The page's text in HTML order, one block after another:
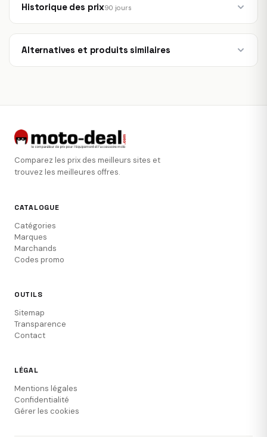
Historique des prix90 jours
Alternatives et produits similaires
Comparez les prix des meilleurs sites et
trouvez les meilleures offres.
CATALOGUE
Catégories
Marques
Marchands
Codes promo
OUTILS
Sitemap
Transparence
Contact
LÉGAL
Mentions légales
Confidentialité
Gérer les cookies